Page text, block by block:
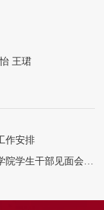
王珺
作安排
下一篇：扬帆起航，砥砺前行——人文与艺术学院学生干部见面会暨表彰大会成功举行